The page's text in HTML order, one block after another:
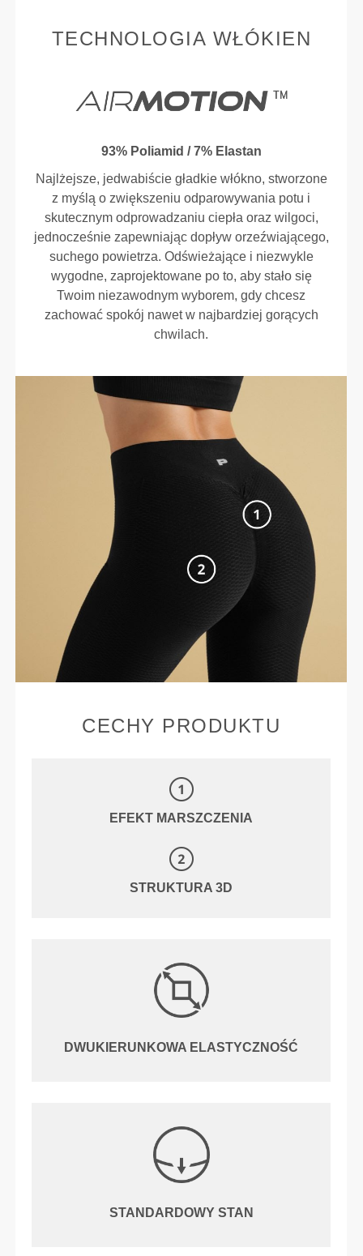
TECHNOLOGIA WŁÓKIEN
93% Poliamid / 7% Elastan
Najlżejsze, jedwabiście gładkie włókno, stworzone
z myślą o zwiększeniu odparowywania potu i
skutecznym odprowadzaniu ciepła oraz wilgoci,
jednocześnie zapewniając dopływ orzeźwiającego,
suchego powietrza. Odświeżające i niezwykle
wygodne, zaprojektowane po to, aby stało się
Twoim niezawodnym wyborem, gdy chcesz
zachować spokój nawet w najbardziej gorących
chwilach.
CECHY PRODUKTU
EFEKT MARSZCZENIA
STRUKTURA 3D
DWUKIERUNKOWA ELASTYCZNOŚĆ
STANDARDOWY STAN